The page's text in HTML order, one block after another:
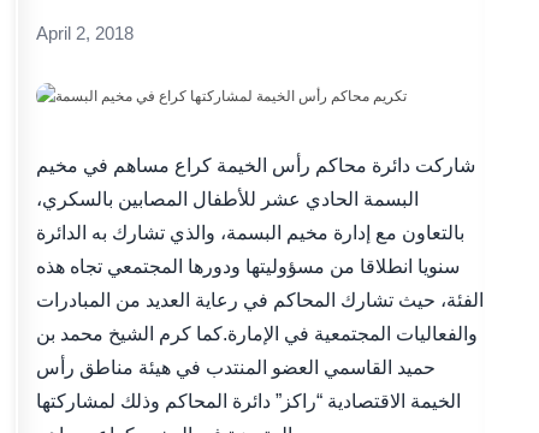
April 2, 2018
شاركت دائرة محاكم رأس الخيمة كراع مساهم في مخيم
البسمة الحادي عشر للأطفال المصابين بالسكري،
بالتعاون مع إدارة مخيم البسمة، والذي تشارك به الدائرة
سنويا انطلاقا من مسؤوليتها ودورها المجتمعي تجاه هذه
الفئة، حيث تشارك المحاكم في رعاية العديد من المبادرات
والفعاليات المجتمعية في الإمارة.كما كرم الشيخ محمد بن
حميد القاسمي العضو المنتدب في هيئة مناطق رأس
الخيمة الاقتصادية “راكز” دائرة المحاكم وذلك لمشاركتها